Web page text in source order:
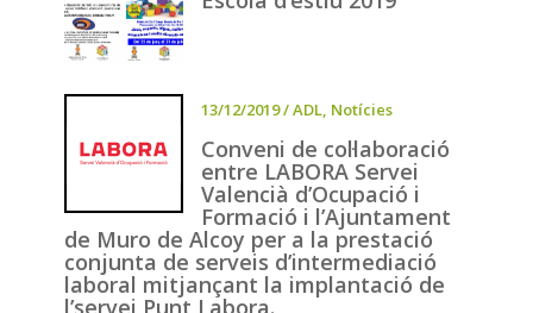
13/12/2019/ADL, Notícies
Conveni de col·laboració
entre LABORA Servei
Valencià d’Ocupació i
Formació i l’Ajuntament
de Muro de Alcoy per a la prestació
conjunta de serveis d’intermediació
laboral mitjançant la implantació de